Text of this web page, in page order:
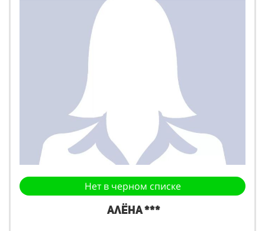
Нет в черном списке
Алёна ***